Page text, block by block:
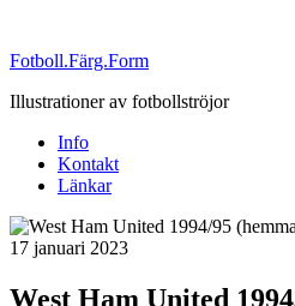
Fotboll.Färg.Form
Illustrationer av fotbollströjor
Info
Kontakt
Länkar
Publicerat
17 januari 2023
West Ham United